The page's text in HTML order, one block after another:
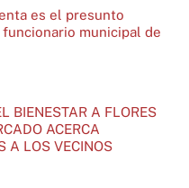
es el presunto
municipal de
BIENESTAR A FLORES
ACERCA
A LOS VECINOS